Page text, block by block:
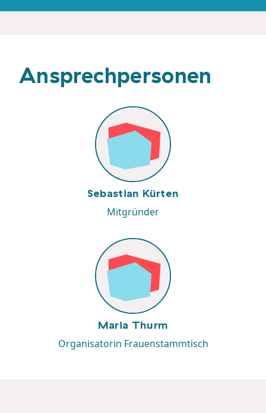
Ansprechpersonen
Sebastian Kürten
Mitgründer
Maria Thurm
Organisatorin Frauenstammtisch